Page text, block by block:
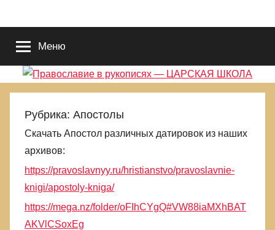
к
содержимому
Православие
в
рукописях
—
ЦАРСКАЯ
ШКОЛА
во
Славу
Исуса
Христа.
поиска
Царствия
Божиего
Правды
Выбираемся
Меню
Рубрика: Апостолы
Скачать Апостол различных датировок из наших
архивов:
https://pravoslavnyy.ru/hristianstvo/pravoslavnie-
knigi/apostoly-kniga/
https://mega.nz/folder/oFIhCYgQ#VW88iaMXhBAT
AKVlCSoxEg